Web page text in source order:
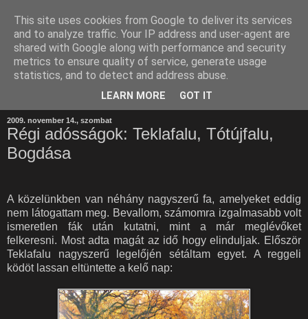
2009. november 14., szombat
Régi adósságok: Teklafalu, Tótújfalu,
Bogdása
A közelünkben van néhány nagyszerű fa, amelyeket eddig
nem látogattam meg. Bevallom, számomra izgalmasabb volt
ismeretlen fák után kutatni, mint a már meglévőket
felkeresni. Most adta magát az idő hogy elinduljak. Először
Teklafalu nagyszerű legelőjén sétáltam egyet. A reggeli
ködöt lassan eltüntette a kelő nap:
This site uses cookies from Google to deliver its services
and to analyze traffic. Your IP address and user-agent are
shared with Google along with performance and security
metrics to ensure quality of service, generate usage
statistics, and to detect and address abuse.
LEARN MORE GOT IT